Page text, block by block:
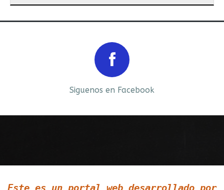
Siguenos en Facebook
Este es un portal web desarrollado por